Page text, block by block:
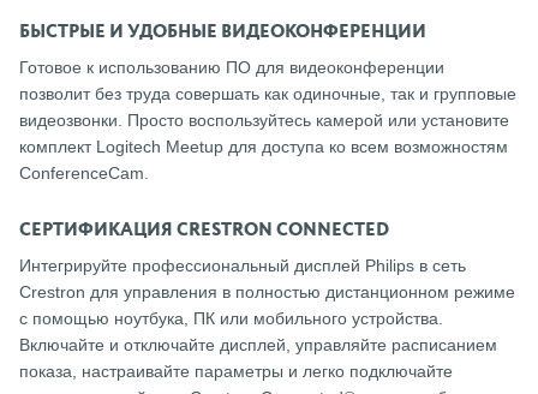
БЫСТРЫЕ И УДОБНЫЕ ВИДЕОКОНФЕРЕНЦИИ
Готовое к использованию ПО для видеоконференции
позволит без труда совершать как одиночные, так и групповые
видеозвонки. Просто воспользуйтесь камерой или установите
комплект Logitech Meetup для доступа ко всем возможностям
ConferenceCam.
СЕРТИФИКАЦИЯ CRESTRON CONNECTED
Интегрируйте профессиональный дисплей Philips в сеть
Crestron для управления в полностью дистанционном режиме
с помощью ноутбука, ПК или мобильного устройства.
Включайте и отключайте дисплей, управляйте расписанием
показа, настраивайте параметры и легко подключайте